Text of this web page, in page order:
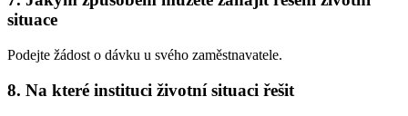
situace
Podejte žádost o dávku u svého zaměstnavatele.
8. Na které instituci životní situaci řešit